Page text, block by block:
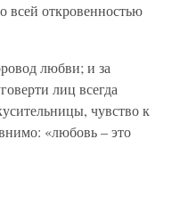
всей откровенностью
любви; и за
лиц всегда
чувство к
«любовь – это